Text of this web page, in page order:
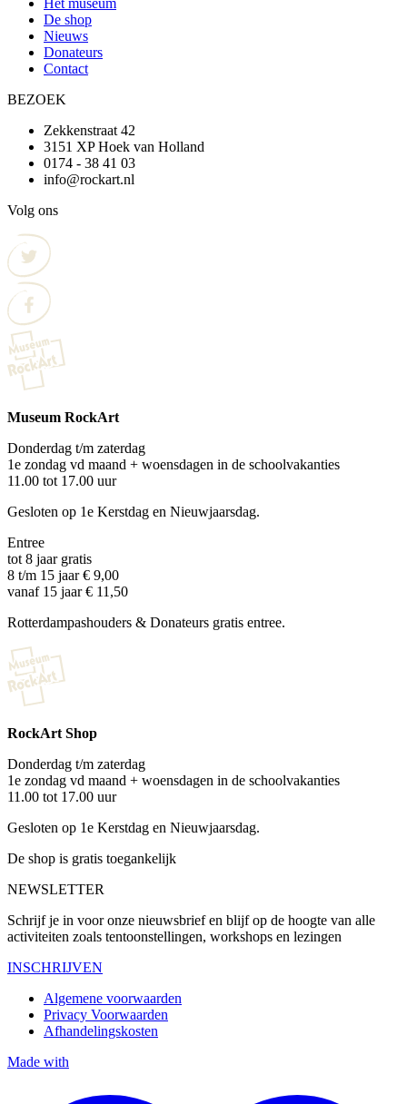
Het museum
De shop
Nieuws
Donateurs
Contact
BEZOEK
Zekkenstraat 42
3151 XP Hoek van Holland
0174 - 38 41 03
info@rockart.nl
Volg ons
Museum RockArt
Donderdag t/m zaterdag
1e zondag vd maand + woensdagen in de schoolvakanties
11.00 tot 17.00 uur
Gesloten op 1e Kerstdag en Nieuwjaarsdag.
Entree
tot 8 jaar gratis
8 t/m 15 jaar € 9,00
vanaf 15 jaar € 11,50
Rotterdampashouders & Donateurs gratis entree.
RockArt Shop
Donderdag t/m zaterdag
1e zondag vd maand + woensdagen in de schoolvakanties
11.00 tot 17.00 uur
Gesloten op 1e Kerstdag en Nieuwjaarsdag.
De shop is gratis toegankelijk
NEWSLETTER
Schrijf je in voor onze nieuwsbrief en blijf op de hoogte van alle
activiteiten zoals tentoonstellingen, workshops en lezingen
INSCHRIJVEN
Algemene voorwaarden
Privacy Voorwaarden
Afhandelingskosten
Made with